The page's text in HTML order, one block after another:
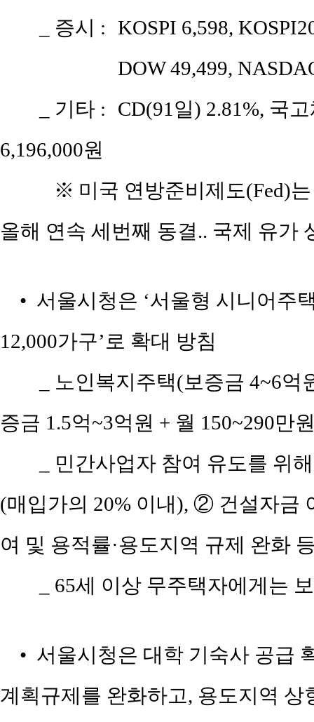
_ 증시 : KOSPI 6,598,
DOW 49,499,
_ 기타 :
CD(91일) 2.81%, 국
6,196,000원
※ 미국 연방준비제도(Fed)
올해 연속 세번째 동결.. 국제 유가
• 서울시청은 ‘서울형 시니어주택
12,000가구’로 확대 방침
노인복지주택(보증금 4~6억
증금 1.5억~3억원 + 월 150~290만
민간사업자 참여 유도를 위
(매입가의 20% 이내), ② 건설자금
여 및 용적률·용도지역 규제 완화
65세 이상 무주택자에게는
• 서울시청은 대학 기숙사 공급
계획규제를 완화하고, 용도지역 상